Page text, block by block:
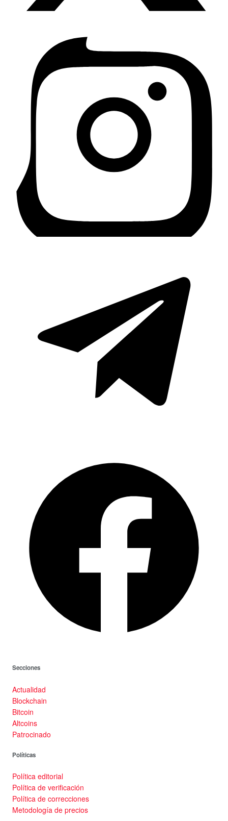
Secciones
Actualidad
Blockchain
Bitcoin
Altcoins
Patrocinado
Políticas
Política editorial
Política de verificación
Política de correcciones
Metodología de precios